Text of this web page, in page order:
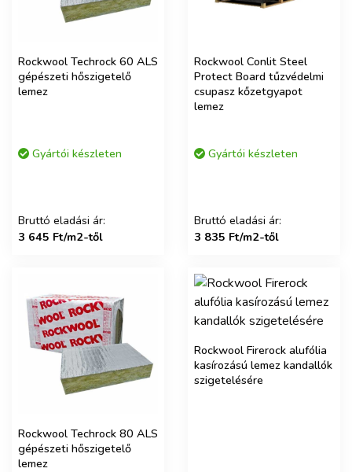
Rockwool Techrock 60 ALS
gépészeti hőszigetelő
lemez
Gyártói készleten
Bruttó eladási ár:
3 645 Ft/m2-től
Rockwool Conlit Steel
Protect Board tűzvédelmi
csupasz kőzetgyapot
lemez
Gyártói készleten
Bruttó eladási ár:
3 835 Ft/m2-től
Rockwool Techrock 80 ALS
gépészeti hőszigetelő
lemez
Rockwool Firerock alufólia
kasírozású lemez kandallók
szigetelésére